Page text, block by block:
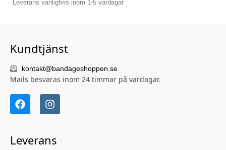
Leverans vanligtvis inom 1-5 vardagar
Kundtjänst
kontakt@bandageshoppen.se
Mails besvaras inom 24 timmar på vardagar.
Leverans